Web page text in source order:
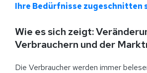
Ihre Bedürfnisse zugeschnitten
Wie es sich zeigt:
Verbrauchern und der
Die Verbraucher werden immer